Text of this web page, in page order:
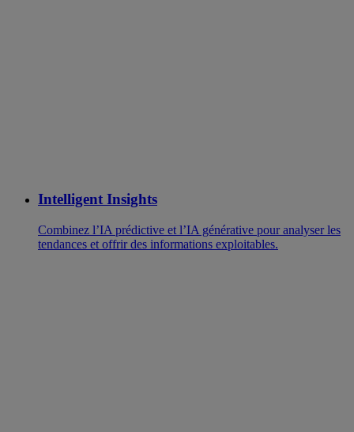
Intelligent Insights
Combinez l’IA prédictive et l’IA générative pour analyser les
tendances et offrir des informations exploitables.